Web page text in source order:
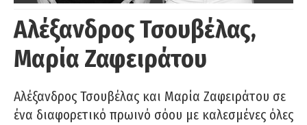
Αλέξανδρος Τσουβέλας,
Μαρία Ζαφειράτου
Αλέξανδρος Τσουβέλας και Μαρία Ζαφειράτου σε
ένα διαφορετικό πρωινό σόου με καλεσμένες όλες